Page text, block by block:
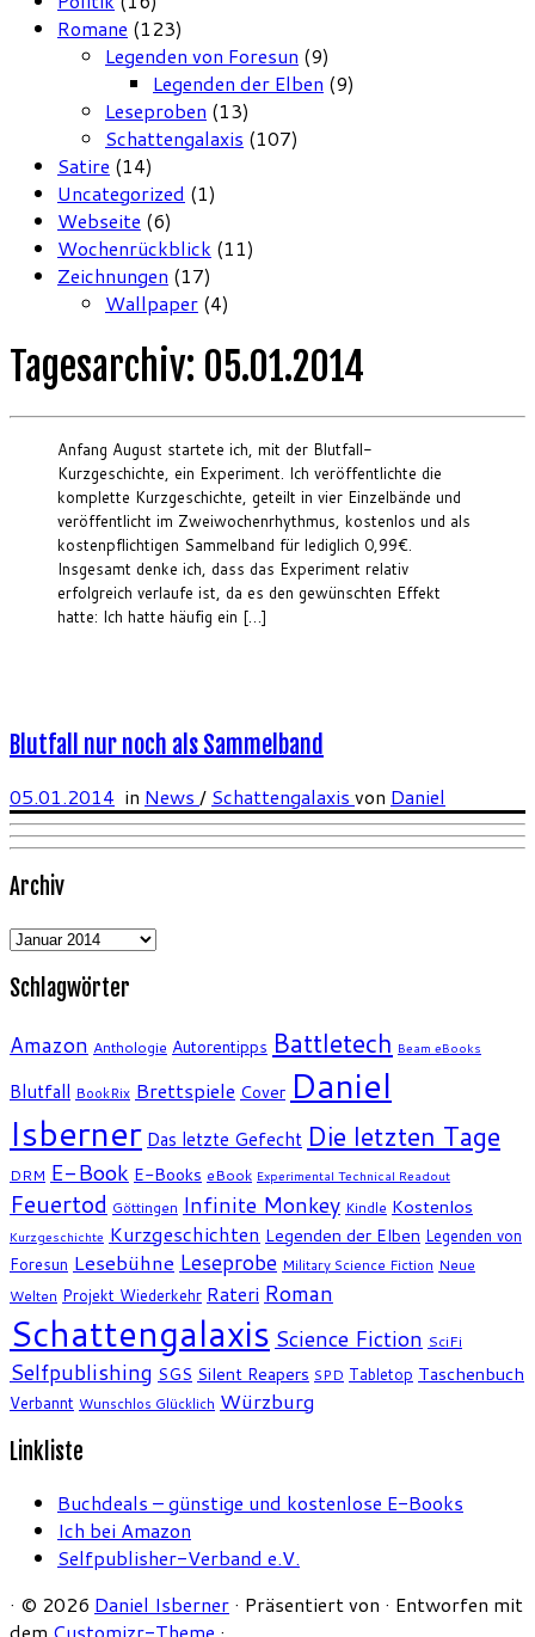
Romane (123)
Legenden von Foresun (9)
Legenden der Elben (9)
Leseproben (13)
Schattengalaxis (107)
Satire (14)
Uncategorized (1)
Webseite (6)
Wochenrückblick (11)
Zeichnungen (17)
Wallpaper (4)
Tagesarchiv: 05.01.2014
Anfang August startete ich, mit der Blutfall-
Kurzgeschichte, ein Experiment. Ich veröffentlichte die
komplette Kurzgeschichte, geteilt in vier Einzelbände und
veröffentlicht im Zweiwochenrhythmus, kostenlos und als
kostenpflichtigen Sammelband für lediglich 0,99€.
Insgesamt denke ich, dass das Experiment relativ
erfolgreich verlaufe ist, da es den gewünschten Effekt
hatte: Ich hatte häufig ein […]
Blutfall nur noch als Sammelband
05.01.2014 in News / Schattengalaxis von Daniel
Archiv
Archiv
Schlagwörter
Amazon Anthologie Autorentipps Battletech Beam eBooks
Blutfall BookRix Brettspiele Cover Daniel
Isberner Das letzte Gefecht Die letzten Tage
DRM E-Book E-Books eBook Experimental Technical Readout
Feuertod Göttingen Infinite Monkey Kindle Kostenlos
Kurzgeschichte Kurzgeschichten Legenden der Elben Legenden von
Foresun Lesebühne Leseprobe Military Science Fiction Neue
Welten Projekt Wiederkehr Rateri Roman
Schattengalaxis Science Fiction SciFi
Selfpublishing SGS Silent Reapers SPD Tabletop Taschenbuch
Verbannt Wunschlos Glücklich Würzburg
Linkliste
Buchdeals – günstige und kostenlose E-Books
Ich bei Amazon
Selfpublisher-Verband e.V.
· © 2026 Daniel Isberner · Präsentiert von · Entworfen mit
dem Customizr-Theme ·